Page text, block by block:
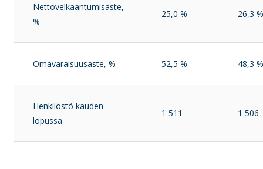
Nettovelkaantumisaste,
%
25,0 % 26,3 %
Omavaraisuusaste, % 52,5 % 48,3 %
Henkilöstö kauden
lopussa
1 511 1 506